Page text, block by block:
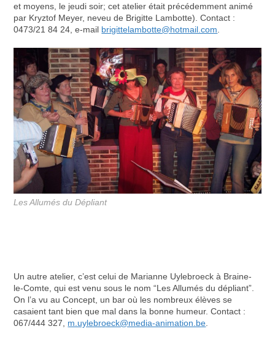
et moyens, le jeudi soir; cet atelier était précédemment animé
par Kryztof Meyer, neveu de Brigitte Lambotte). Contact :
0473/21 84 24, e-mail brigittelambotte@hotmail.com
Les Allumés du Dépliant
Un autre atelier, c’est celui de Marianne Uylebroeck à Braine-
le-Comte, qui est venu sous le nom “Les Allumés du dépliant”.
On l’a vu au Concept, un bar où les nombreux élèves se
casaient tant bien que mal dans la bonne humeur. Contact :
067/444 327, m.uylebroeck@media-animation.be.